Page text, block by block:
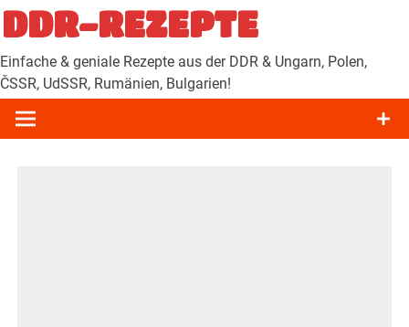
Zum
Inhalt
springen
DDR-REZEPTE
Einfache & geniale Rezepte aus der DDR & Ungarn, Polen,
ČSSR, UdSSR, Rumänien, Bulgarien!